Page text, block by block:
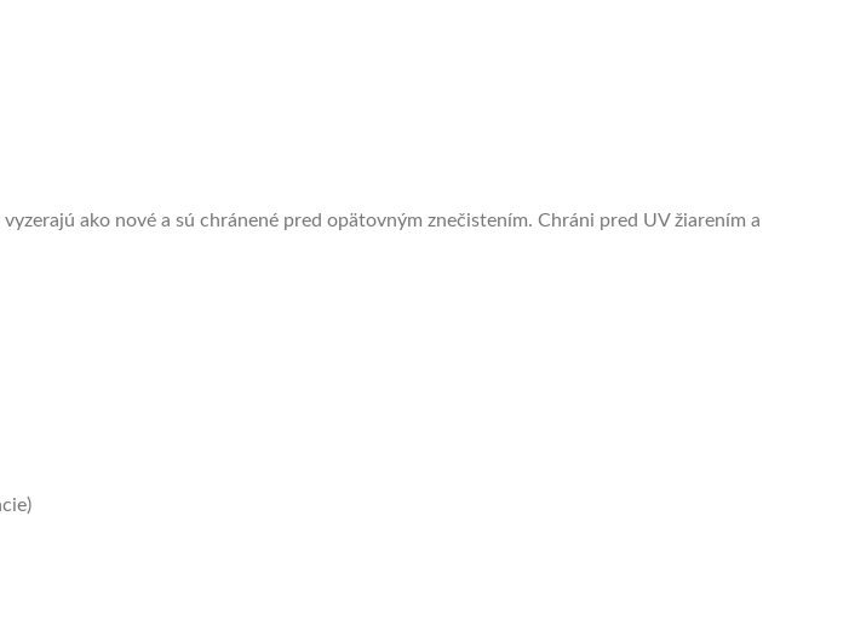
ako nové a sú chránené pred opätovným znečistením. Chráni pred UV žiarením a